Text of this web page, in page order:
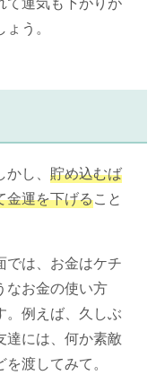
う。
し、 貯め込むば
金運を下げること
では、お金はケチ
なお金の使い方
。例えば、久しぶ
達には、何か素敵
渡してみて。